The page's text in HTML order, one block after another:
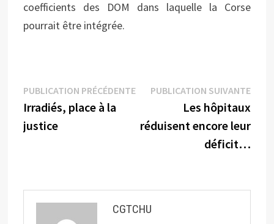
coefficients des DOM dans laquelle la Corse
pourrait être intégrée.
Navigation
de
l’article
PUBLICATION PRÉCÉDENTEPublication
précédente :
Irradiés, place à la
justice
PUBLICATION SUIVANTE
Les hôpitaux
réduisent encore leur
déficit…
CGTCHU